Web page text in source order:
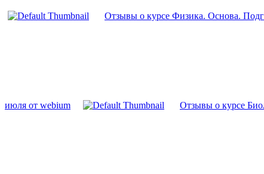
Отзывы о курсе Физика. Основа.
июля от webium Отзывы о курсе